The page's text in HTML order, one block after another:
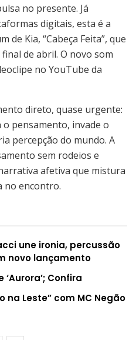
no presente. Já
digitais, esta é a
Kia, “Cabeça Feita”, que
de abril. O novo som
no YouTube da
direto, quase urgente:
pensamento, invade o
percepção do mundo. A
sem rodeios e
afetiva que mistura
no encontro.
une ironia, percussão
novo lançamento
‘Aurora’; Confira
na Leste” com MC Negão